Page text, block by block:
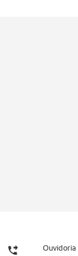
Ouvidoria